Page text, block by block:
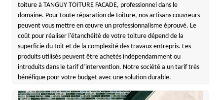
toiture à TANGUY TOITURE FACADE, professionnel dans le
domaine. Pour toute réparation de toiture, nos artisans couvreurs
peuvent vous mettre en œuvre un professionnalisme éprouvé. Le
coût pour réaliser l'étanchéité de votre toiture dépend de la
superficie du toit et de la complexité des travaux entrepris. Les
produits utilisés peuvent être achetés indépendamment ou
introduits dans le tarif d’intervention. Notre société a un tarif très
bénéfique pour votre budget avec une solution durable.